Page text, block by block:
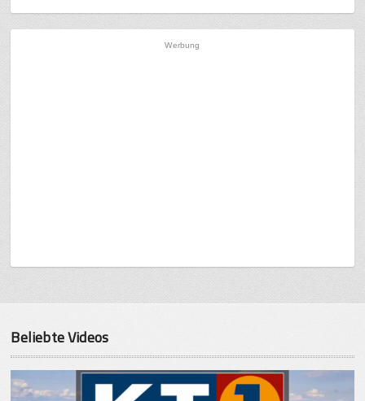
Werbung
Beliebte Videos